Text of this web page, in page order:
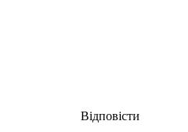
Відповісти